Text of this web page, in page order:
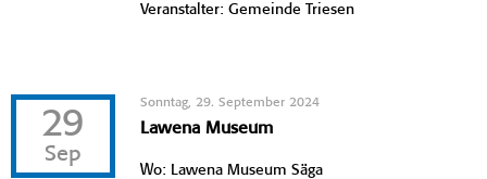
Veranstalter: Gemeinde Triesen
29
Sep
Sonntag, 29. September 2024
Lawena Museum
Wo: Lawena Museum Säga